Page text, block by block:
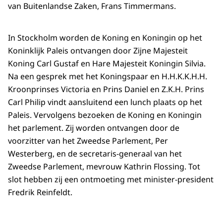
van Buitenlandse Zaken, Frans Timmermans.
In Stockholm worden de Koning en Koningin op het
Koninklijk Paleis ontvangen door Zijne Majesteit
Koning Carl Gustaf en Hare Majesteit Koningin Silvia.
Na een gesprek met het Koningspaar en H.H.K.K.H.H.
Kroonprinses Victoria en Prins Daniel en Z.K.H. Prins
Carl Philip vindt aansluitend een lunch plaats op het
Paleis. Vervolgens bezoeken de Koning en Koningin
het parlement. Zij worden ontvangen door de
voorzitter van het Zweedse Parlement, Per
Westerberg, en de secretaris-generaal van het
Zweedse Parlement, mevrouw Kathrin Flossing. Tot
slot hebben zij een ontmoeting met minister-president
Fredrik Reinfeldt.